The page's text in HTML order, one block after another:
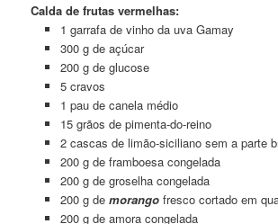
Calda de frutas vermelhas:
1 garrafa de vinho da uva Gamay
300 g de açúcar
200 g de glucose
5 cravos
1 pau de canela médio
15 grãos de pimenta-do-reino
2 cascas de limão-siciliano sem a parte
200 g de framboesa congelada
200 g de groselha congelada
200 g de morangofresco cortado em
200 g de amora congelada